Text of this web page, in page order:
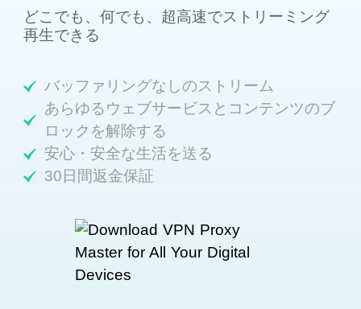
どこでも、何でも、超高速でストリーミング
再生できる
バッファリングなしのストリーム
あらゆるウェブサービスとコンテンツのブ
ロックを解除する
安心・安全な生活を送る
30日間返金保証